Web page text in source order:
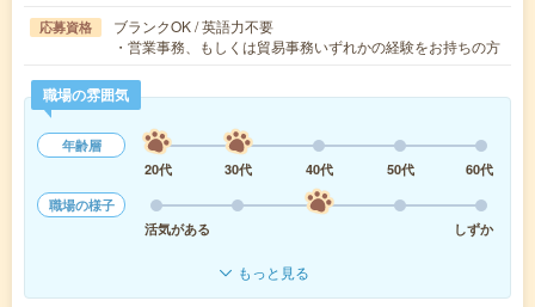
応募資格
ブランクOK / 英語力不要
・営業事務、もしくは貿易事務いずれかの経験をお持ちの方
職場の雰囲気
年齢層
20代
30代 40代 50代
60代
職場の様子
活気がある
しずか
もっと見る